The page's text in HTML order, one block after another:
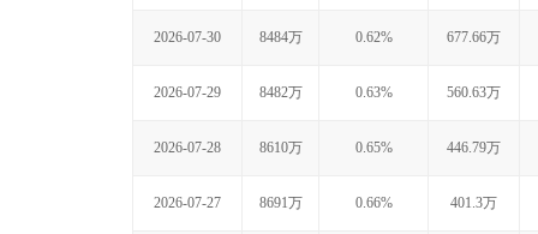
2026-07-30 8484万 0.62% 677.66万
2026-07-29 8482万 0.63% 560.63万
2026-07-28 8610万 0.65% 446.79万
2026-07-27 8691万 0.66% 401.3万